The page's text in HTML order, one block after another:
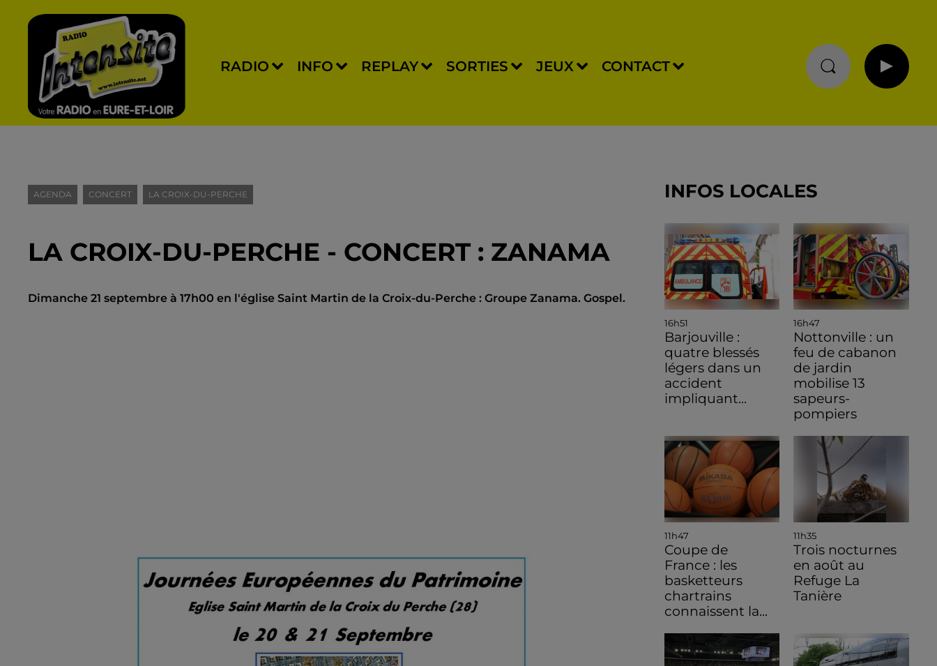
RADIO INFO REPLAY SORTIES JEUX CONTACT
AGENDA CONCERT LA CROIX-DU-PERCHE
LA CROIX-DU-PERCHE - CONCERT : ZANAMA
Dimanche 21 septembre à 17h00 en l'église Saint Martin de la Croix-du-Perche : Groupe Zanama. Gospel.
INFOS LOCALES
16h51
Barjouville :
quatre blessés
légers dans un
accident
impliquant...
16h47
Nottonville : un
feu de cabanon
de jardin
mobilise 13
sapeurs-
pompiers
11h47
Coupe de
France : les
basketteurs
chartrains
connaissent la...
11h35
Trois nocturnes
en août au
Refuge La
Tanière